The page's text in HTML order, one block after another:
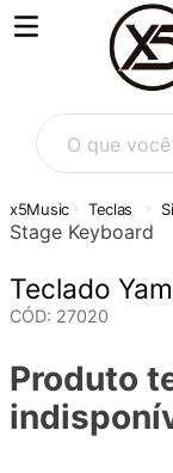
O que você
Teclas
Stage Keyboard
Teclado
CÓD: 27020
Produto